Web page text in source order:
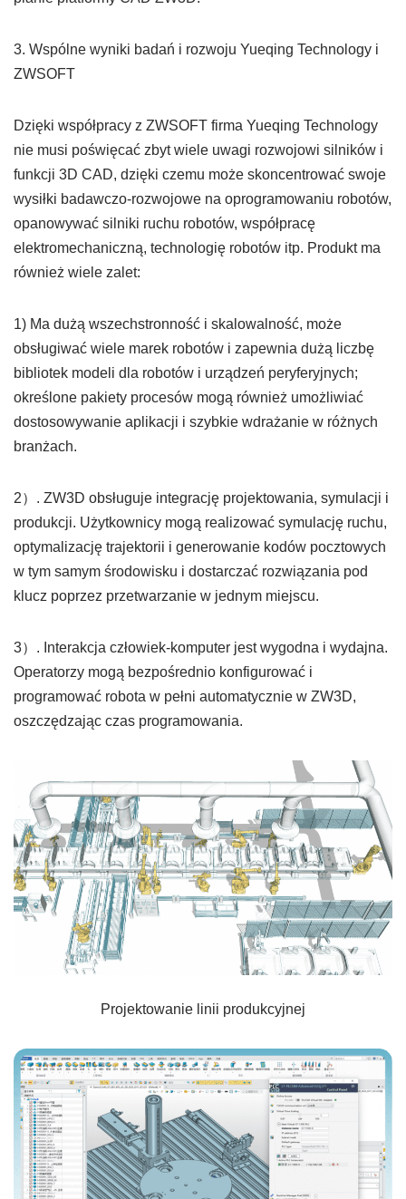
3. Wspólne wyniki badań i rozwoju Yueqing Technology i
ZWSOFT
Dzięki współpracy z ZWSOFT firma Yueqing Technology
nie musi poświęcać zbyt wiele uwagi rozwojowi silników i
funkcji 3D CAD, dzięki czemu może skoncentrować swoje
wysiłki badawczo-rozwojowe na oprogramowaniu robotów,
opanowywać silniki ruchu robotów, współpracę
elektromechaniczną, technologię robotów itp. Produkt ma
również wiele zalet:
1) Ma dużą wszechstronność i skalowalność, może
obsługiwać wiele marek robotów i zapewnia dużą liczbę
bibliotek modeli dla robotów i urządzeń peryferyjnych;
określone pakiety procesów mogą również umożliwiać
dostosowywanie aplikacji i szybkie wdrażanie w różnych
branżach.
2）. ZW3D obsługuje integrację projektowania, symulacji i
produkcji. Użytkownicy mogą realizować symulację ruchu,
optymalizację trajektorii i generowanie kodów pocztowych
w tym samym środowisku i dostarczać rozwiązania pod
klucz poprzez przetwarzanie w jednym miejscu.
3）. Interakcja człowiek-komputer jest wygodna i wydajna.
Operatorzy mogą bezpośrednio konfigurować i
programować robota w pełni automatycznie w ZW3D,
oszczędzając czas programowania.
Projektowanie linii produkcyjnej